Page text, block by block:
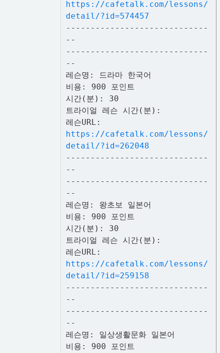
https://cafetalk.com/lessons/
detail/?id=574457
-----------------------------
--
-----------------------------
--
레슨명: 드라마 한국어
비용: 900 포인트
시간(분): 30
트라이얼 레슨 시간(분):
레슨URL:
https://cafetalk.com/lessons/
detail/?id=262048
-----------------------------
--
-----------------------------
--
레슨명: 왕초보 일본어
비용: 900 포인트
시간(분): 30
트라이얼 레슨 시간(분):
레슨URL:
https://cafetalk.com/lessons/
detail/?id=259158
-----------------------------
--
-----------------------------
--
레슨명: 일상생활문화 일본어
비용: 900 포인트